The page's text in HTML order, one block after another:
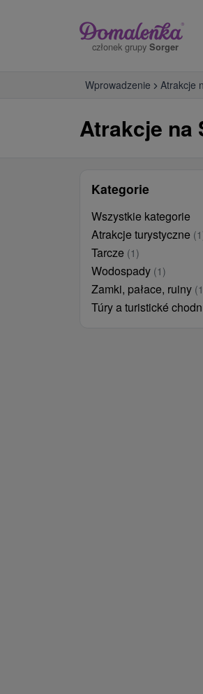
członek grupy Sorger
Wprowadzenie Atrakcje
Atrakcje na
Kategorie
Wszystkie kategorie
Atrakcje turystyczne
Tarcze (1)
Wodospady (1)
Zamki, pałace, ruiny
Túry a turistické